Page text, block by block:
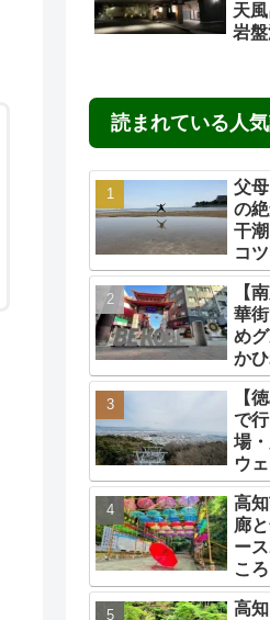
天
岩
読まれている人
父
の
干
コ
【
華
め
か
ん
ー
【
で
場
ウ
高
廊
ー
こ
高